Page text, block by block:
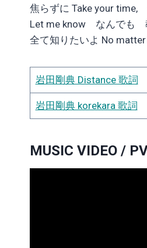
焦らずに Take your time,
Let me know なんでも
全て知りたいよ No
岩田剛典 Distance 歌詞
岩田剛典 korekara 歌詞
MUSIC VIDEO /